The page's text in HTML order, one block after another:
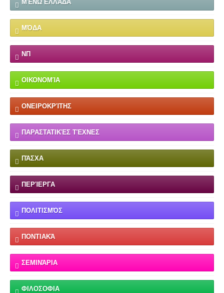
ΜΈΝΩ ΕΛΛΆΔΑ
ΜΌΔΑ
ΝΠ
ΟΙΚΟΝΟΜΊΑ
ΟΝΕΙΡΟΚΡΊΤΗΣ
ΠΑΡΑΣΤΑΤΙΚΈΣ ΤΈΧΝΕΣ
ΠΆΣΧΑ
ΠΕΡΊΕΡΓΑ
ΠΟΛΙΤΙΣΜΌΣ
ΠΟΝΤΙΑΚΆ
ΣΕΜΙΝΆΡΙΑ
ΦΙΛΟΣΟΦΙΑ